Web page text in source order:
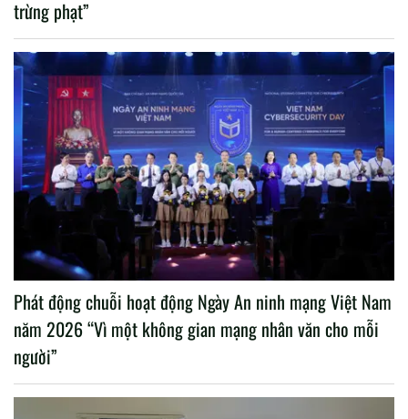
trừng phạt”
Phát động chuỗi hoạt động Ngày An ninh mạng Việt Nam
năm 2026 “Vì một không gian mạng nhân văn cho mỗi
người”